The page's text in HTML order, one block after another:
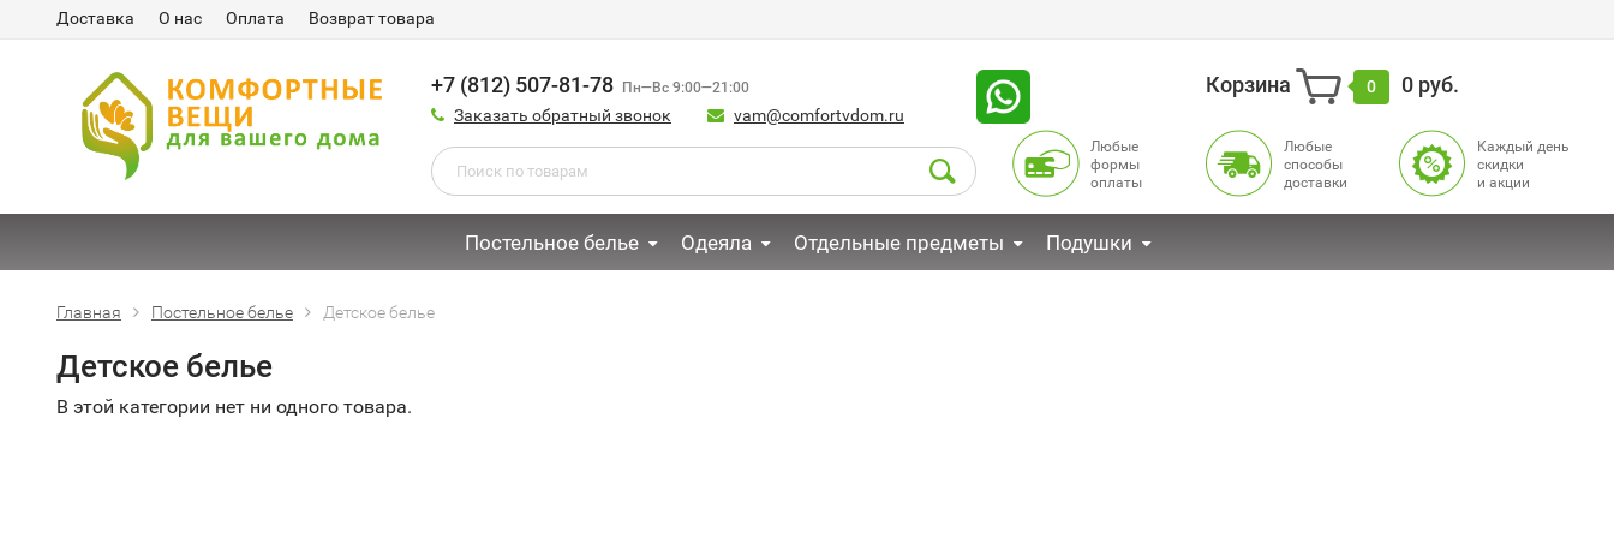
Доставка О нас Оплата Возврат товара
+7 (812) 507-81-78 Пн—Вс 9:00—21:00
Заказать обратный звонок vam@comfortvdom.ru
Корзина 0 0 руб.
Любые
формы
оплаты
Любые
способы
доставки
Каждый день
cкидки
и акции
Постельное белье Одеяла Отдельные предметы Подушки
Главная Постельное белье Детское белье
Детское белье
В этой категории нет ни одного товара.